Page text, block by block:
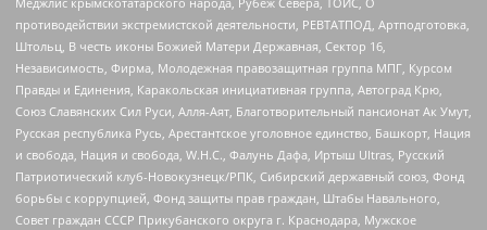
противодействии экстремистской деятельности, РЕВТАТПОД, Артподготовка,
Штольц, В честь иконы Божией Матери Державная, Сектор 16,
Независимость, Фирма, Молодежная правозащитная группа МПГ, Курсом
Правды и Единения, Каракольская инициативная группа, Автоград Крю,
Союз Славянских Сил Руси, Алля-Аят, Благотворительный пансионат Ак Умут,
Русская республика Русь, Арестантское уголовное единство, Башкорт, Нация
и свобода, Нация и свобода, W.H.С., Фалунь Дафа, Иртыш Ultras, Русский
Патриотический клуб-Новокузнецк/РПК, Сибирский державный союз, Фонд
борьбы с коррупцией, Фонд защиты прав граждан, Штабы Навального,
Совет граждан СССР Прикубанского округа г. Краснодара, Мужское